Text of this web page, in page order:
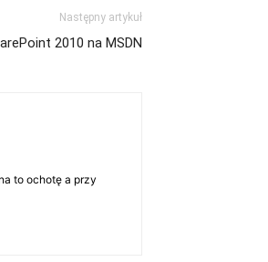
Następny artykuł
2010 na MSDN
to ochotę a przy